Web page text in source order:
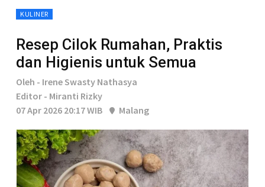
KULINER
Resep Cilok Rumahan, Praktis
dan Higienis untuk Semua
Oleh - Irene Swasty Nathasya
Editor - Miranti Rizky
07 Apr 2026 20:17 WIB
Malang